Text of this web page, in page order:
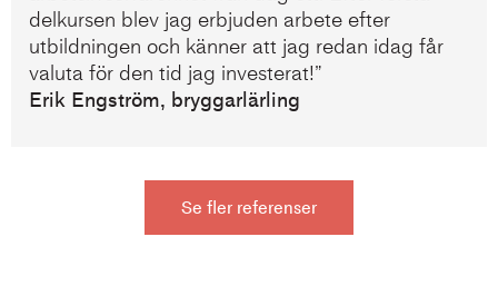
delkursen blev jag erbjuden arbete efter
utbildningen och känner att jag redan idag får
valuta för den tid jag investerat!”
Erik Engström, bryggarlärling
Se fler referenser